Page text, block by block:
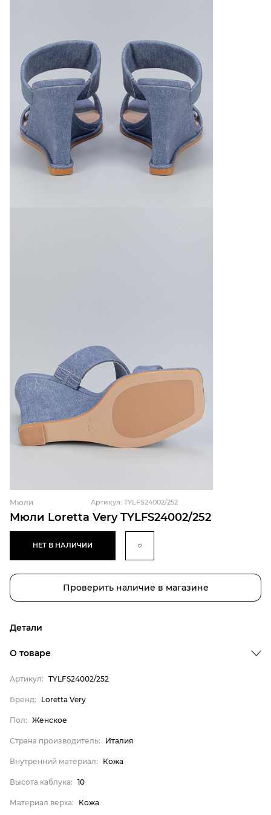
Мюли Loretta Very TYLFS24002/252
Мюли Артикул: TYLFS24002/252
НЕТ В НАЛИЧИИ
Проверить наличие в магазине
Детали
Бренд
Пол
Материал подошвы
О товаре
Артикул: TYLFS24002/252
Бренд: Loretta Very
Пол: Женское
Страна производитель: Италия
Внутренний материал: Кожа
Высота каблука: 10
Материал верха: Кожа